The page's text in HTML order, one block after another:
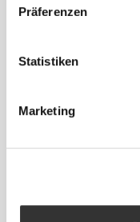
Präferenzen
Statistiken
Marketing
verbesserter